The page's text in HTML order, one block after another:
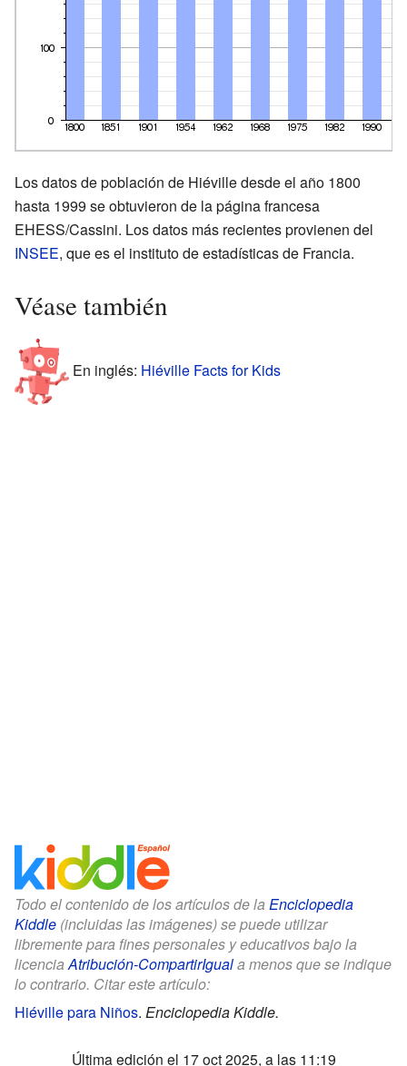
Los datos de población de Hiéville desde el año 1800
hasta 1999 se obtuvieron de la página francesa
EHESS/Cassini. Los datos más recientes provienen del
INSEE, que es el instituto de estadísticas de Francia.
Véase también
En inglés: Hiéville Facts for Kids
Todo el contenido de los artículos de la Enciclopedia
Kiddle (incluidas las imágenes) se puede utilizar
libremente para fines personales y educativos bajo la
licencia Atribución-CompartirIguala menos que se indique
lo contrario. Citar este artículo:
Hiéville para Niños. Enciclopedia Kiddle.
Última edición el 17 oct 2025, a las 11:19